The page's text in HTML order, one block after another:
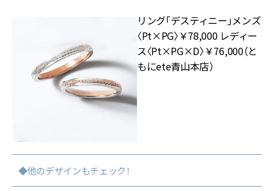
リング「デスティニー」メンズ
〈Pt×PG〉￥78,000 レディー
ス〈Pt×PG×D〉￥76,000（と
もにete青山本店）
◆他のデザインもチェック！